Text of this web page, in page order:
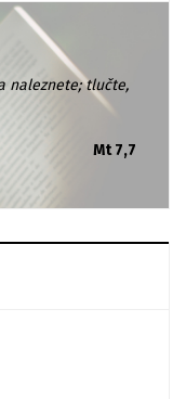
naleznete; tlučte,
Mt 7,7